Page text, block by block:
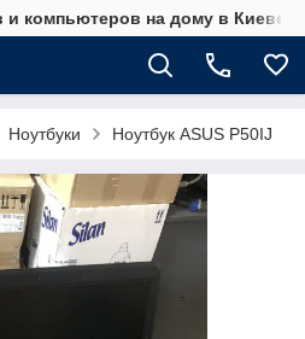
и компьютеров на дому в Киеве
Ноутбуки Ноутбук ASUS P50IJ